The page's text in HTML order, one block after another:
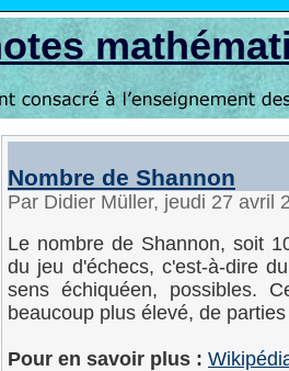
Nombre de Shannon
Par Didier Müller, jeudi 27 avril
Le nombre de Shannon, soit
du jeu d'échecs, c'est-à-dire
sens échiquéen, possibles.
beaucoup plus élevé, de
Pour en savoir plus :